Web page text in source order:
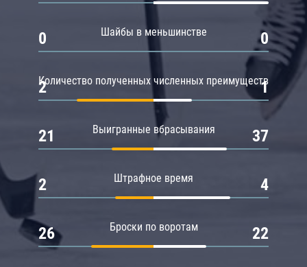
Шайбы в меньшинстве
0 0
Количество полученных численных преимуществ
2 1
Выигранные вбрасывания
21 37
Штрафное время
2 4
Броски по воротам
26 22